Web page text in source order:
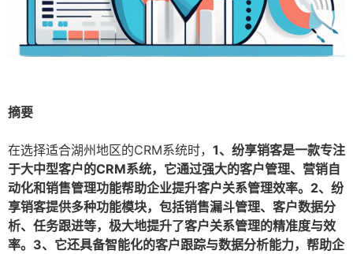
摘要
在选择适合湖州地区的CRM系统时， 1、纷享销客是一款专注
于大中型客户的CRM系统，它通过强大的客户管理、营销自
动化和销售管理功能帮助企业提升客户关系管理效率。2、纷
享销客提供多种功能模块，包括销售漏斗管理、客户数据分
析、任务跟进等，极大地提升了客户关系管理的精准度与效
率。3、它还具备智能化的客户跟踪与数据分析能力，帮助企